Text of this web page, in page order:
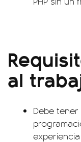
al
Debe